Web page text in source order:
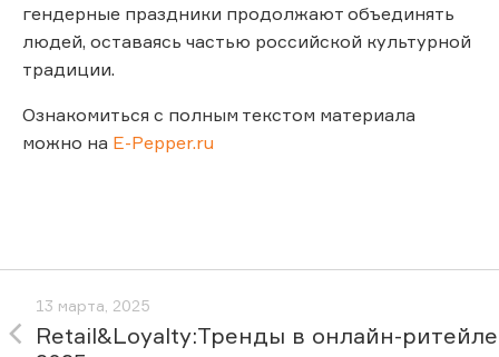
гендерные праздники продолжают объединять
людей, оставаясь частью российской культурной
традиции.
Ознакомиться с полным текстом материала
можно на E-Pepper.ru
13 марта, 2025
Retail&Loyalty:Тренды в онлайн-ритейле